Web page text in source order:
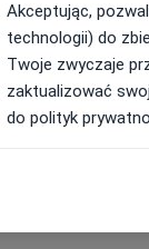
Akceptując,
technologii) do
Twoje zwyczaje
zaktualizować
do polityk